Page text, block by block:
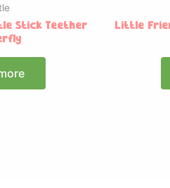
Stick Teether
Little